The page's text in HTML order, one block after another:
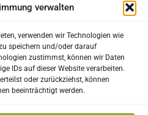
verwalten
verwenden wir Technologien wie
speichern und/oder darauf
zustimmst, können wir Daten
IDs auf dieser Website verarbeiten.
oder zurückziehst, können
beeinträchtigt werden.